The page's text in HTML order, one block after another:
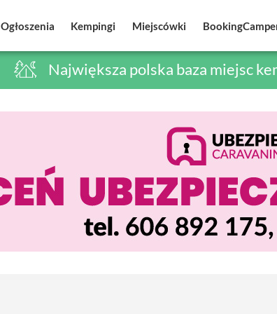
Ogłoszenia Kempingi Miejscówki
Największa polska baza miejsc
Ogłoszenia Kempingi Miejscówki